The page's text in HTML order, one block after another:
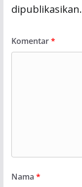
dipublikasikan.
Komentar*
Nama *